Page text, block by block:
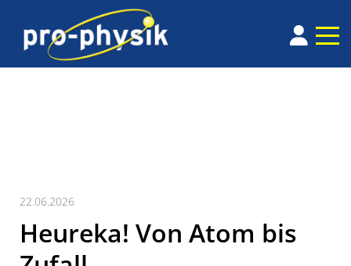
22.06.2026
Heureka! Von Atom bis